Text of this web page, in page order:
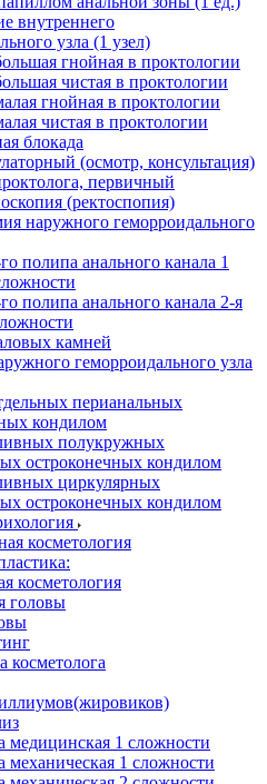
внутреннего
узла (1 узел)
гнойная в проктологии
чистая в проктологии
гнойная в проктологии
чистая в проктологии
блокада
(осмотр, консультация)
первичный
(ректоспопия)
наружного геморроидального
полипа анального канала 1
полипа анального канала 2-я
камней
геморроидального узла
перианальных
кондилом
полукружных
остроконечных кондилом
циркулярных
остроконечных кондилом
косметология
косметология
головы
косметолога
медицинская 1 сложности
механическая 1 сложности